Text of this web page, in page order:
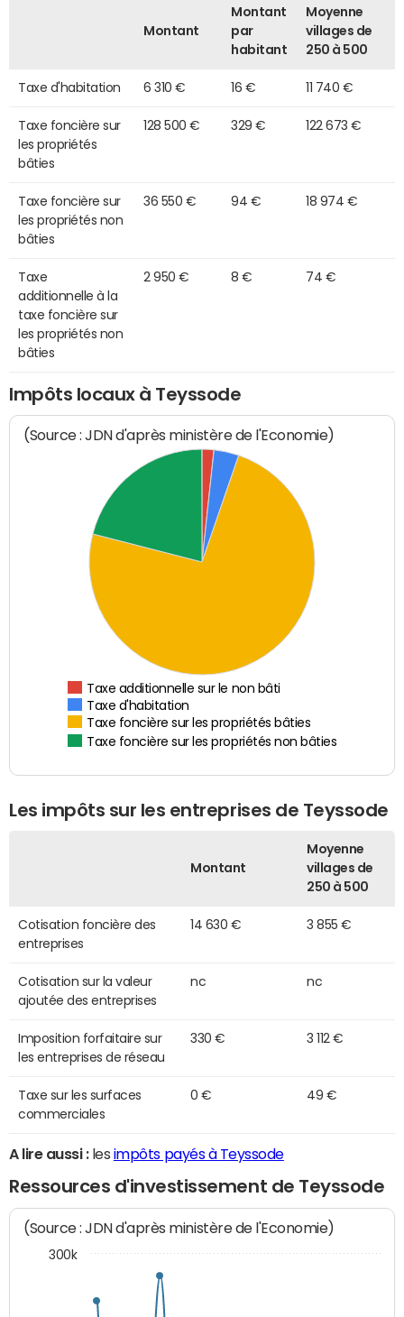
Montant
Montant
par
habitant
Moyenne
villages de
250 à 500
Taxe d'habitation 6 310 € 16 € 11 740 €
Taxe foncière sur
les propriétés
bâties
128 500 € 329 € 122 673 €
Taxe foncière sur
les propriétés non
bâties
36 550 € 94 € 18 974 €
Taxe
additionnelle à la
taxe foncière sur
les propriétés non
bâties
2 950 € 8 € 74 €
Impôts locaux à Teyssode
(Source : JDN d'après ministère de l'Economie)
Taxe additionnelle sur le non bâti
Taxe d'habitation
Taxe foncière sur les propriétés bâties
Taxe foncière sur les propriétés non bâties
Les impôts sur les entreprises de Teyssode
Montant
Moyenne
villages de
250 à 500
Cotisation foncière des
entreprises
14 630 € 3 855 €
Cotisation sur la valeur
ajoutée des entreprises
nc nc
Imposition forfaitaire sur
les entreprises de réseau
330 € 3 112 €
Taxe sur les surfaces
commerciales
0 € 49 €
A lire aussi :les impôts payés à Teyssode
Ressources d'investissement de Teyssode
(Source : JDN d'après ministère de l'Economie)
300k